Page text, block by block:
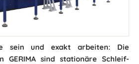
sein und exakt arbeiten: Die
GERIMA sind stationäre Schleif-